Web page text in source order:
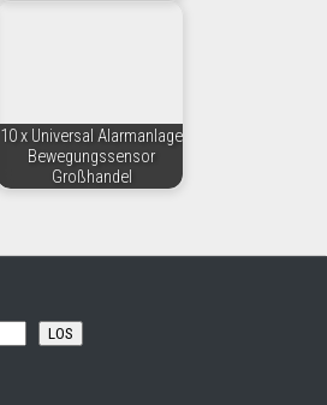
10 x Universal Alarmanlage
Bewegungssensor
Großhandel
LOS